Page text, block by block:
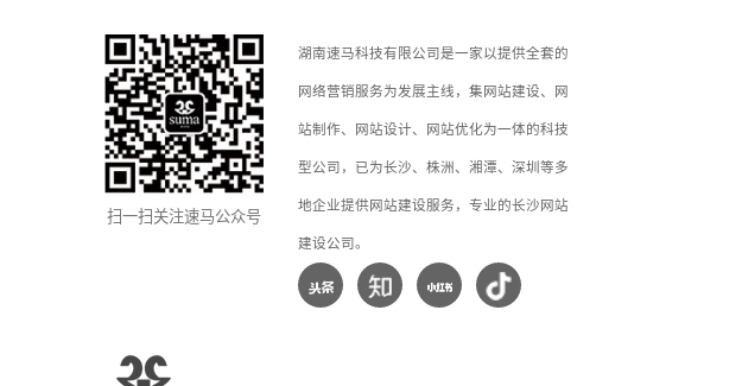
扫一扫关注速马公众号
湖南速马科技有限公司是一家以提供全套的
网络营销服务为发展主线，集网站建设、网
站制作、网站设计、网站优化为一体的科技
型公司，已为长沙、株洲、湘潭、深圳等多
地企业提供网站建设服务，专业的长沙网站
建设公司。